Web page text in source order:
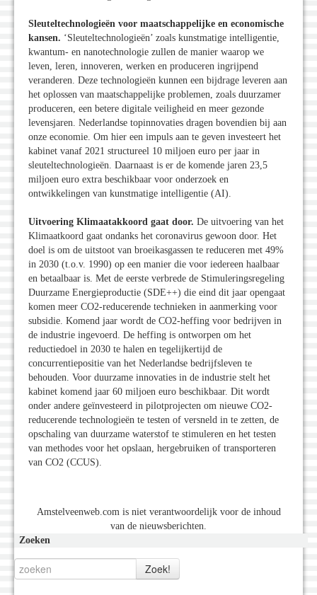
Sleuteltechnologieën voor maatschappelijke en economische
kansen. ‘Sleuteltechnologieën’ zoals kunstmatige intelligentie,
kwantum- en nanotechnologie zullen de manier waarop we
leven, leren, innoveren, werken en produceren ingrijpend
veranderen. Deze technologieën kunnen een bijdrage leveren aan
het oplossen van maatschappelijke problemen, zoals duurzamer
produceren, een betere digitale veiligheid en meer gezonde
levensjaren. Nederlandse topinnovaties dragen bovendien bij aan
onze economie. Om hier een impuls aan te geven investeert het
kabinet vanaf 2021 structureel 10 miljoen euro per jaar in
sleuteltechnologieën. Daarnaast is er de komende jaren 23,5
miljoen euro extra beschikbaar voor onderzoek en
ontwikkelingen van kunstmatige intelligentie (AI).
Uitvoering Klimaatakkoord gaat door. De uitvoering van het
Klimaatkoord gaat ondanks het coronavirus gewoon door. Het
doel is om de uitstoot van broeikasgassen te reduceren met 49%
in 2030 (t.o.v. 1990) op een manier die voor iedereen haalbaar
en betaalbaar is. Met de eerste verbrede de Stimuleringsregeling
Duurzame Energieproductie (SDE++) die eind dit jaar opengaat
komen meer CO2-reducerende technieken in aanmerking voor
subsidie. Komend jaar wordt de CO2-heffing voor bedrijven in
de industrie ingevoerd. De heffing is ontworpen om het
reductiedoel in 2030 te halen en tegelijkertijd de
concurrentiepositie van het Nederlandse bedrijfsleven te
behouden. Voor duurzame innovaties in de industrie stelt het
kabinet komend jaar 60 miljoen euro beschikbaar. Dit wordt
onder andere geïnvesteerd in pilotprojecten om nieuwe CO2-
reducerende technologieën te testen of versneld in te zetten, de
opschaling van duurzame waterstof te stimuleren en het testen
van methodes voor het opslaan, hergebruiken of transporteren
van CO2 (CCUS).
Amstelveenweb.com is niet verantwoordelijk voor de inhoud
van de nieuwsberichten.
Zoeken